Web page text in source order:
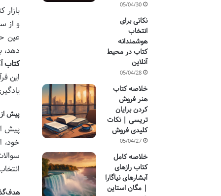
و از
عین
دهد،
کتاب
این
پیش
پیش
خود،
05/04/30
نکاتی برای
انتخاب
هوشمندانه
کتاب در محیط
آنلاین
05/04/28
خلاصه کتاب
هنر فروش
کردن برایان
تریسی | نکات
کلیدی فروش
05/04/27
خلاصه کامل
کتاب رازهای
آبشارهای نیاگارا
| مگان استاین